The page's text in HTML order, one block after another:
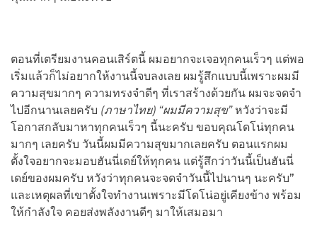
ตอนที่เตรียมงานคอนเสิร์ตนี้ ผมอยากจะเจอทุกคนเร็วๆ แต่พอ
เริ่มแล้วก็ไม่อยากให้งานนี้จบลงเลย ผมรู้สึกแบบนี้เพราะผมมี
ความสุขมากๆ ความทรงจำดีๆ ที่เราสร้างด้วยกัน ผมจะจดจำ
ไปอีกนานเลยครับ (ภาษาไทย) “ผมมีความสุข”หวังว่าจะมี
โอกาสกลับมาหาทุกคนเร็วๆ นี้นะครับ ขอบคุณโดโน่ทุกคน
มากๆ เลยครับ วันนี้ผมมีความสุขมากเลยครับ ตอนแรกผม
ตั้งใจอยากจะมอบฮันนี่เดย์ให้ทุกคน แต่รู้สึกว่าวันนี้เป็นฮันนี่
เดย์ของผมครับ หวังว่าทุกคนจะจดจำวันนี้ไปนานๆ นะครับ”
และเหตุผลที่เขาตั้งใจทำงานเพราะมีโดโน่อยู่เคียงข้าง พร้อม
ให้กำลังใจ คอยส่งพลังงานดีๆ มาให้เสมอมา